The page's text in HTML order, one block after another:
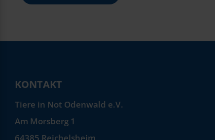
KONTAKT
Tiere in Not Odenwald e.V.
Am Morsberg 1
64385 Reichelsheim